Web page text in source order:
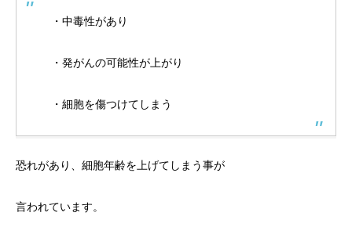
・中毒性があり
・発がんの可能性が上がり
・細胞を傷つけてしまう
恐れがあり、細胞年齢を上げてしまう事が
言われています。